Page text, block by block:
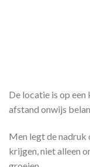
De locatie is op een
afstand onwijs
Men legt de nadruk
krijgen, niet alleen